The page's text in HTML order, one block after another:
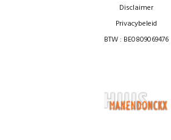
Disclaimer
Privacybeleid
BTW : BE0809069476